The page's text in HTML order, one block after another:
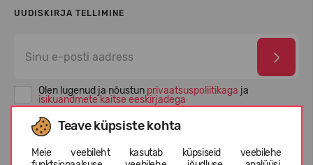
Teave küpsiste kohta
Meie veebileht kasutab küpsiseid veebilehe
UUDISKIRJA TELLIMINE
Olen lugenud ja nõustun privaatsuspoliitikaga ja
isikuandmete kaitse eeskirjadega